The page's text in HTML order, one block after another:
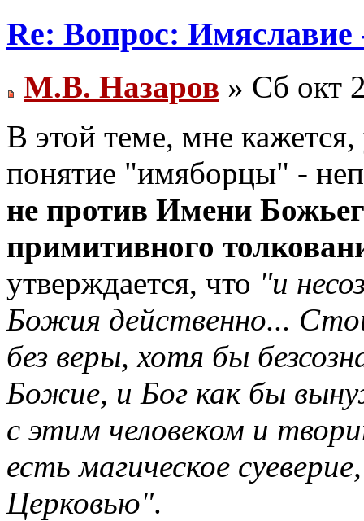
Re: Вопрос: Имяславие
М.В. Назаров » Сб окт
В этой теме, мне
понятие "имяборцы" -
не против Имени
примитивного
утверждается, что "и
Божия действенно...
без веры, хотя бы
Божие, и Бог как бы
с этим человеком и
есть магическое
Церковью".